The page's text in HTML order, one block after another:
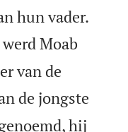
hun vader.
Moab
van de
de jongste
hij